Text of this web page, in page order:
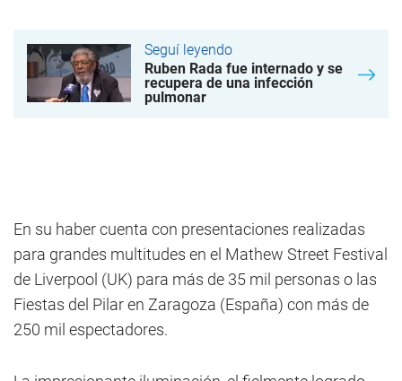
Seguí leyendo
Ruben Rada fue internado y se
recupera de una infección
pulmonar
En su haber cuenta con presentaciones realizadas
para grandes multitudes en el Mathew Street Festival
de Liverpool (UK) para más de 35 mil personas o las
Fiestas del Pilar en Zaragoza (España) con más de
250 mil espectadores.